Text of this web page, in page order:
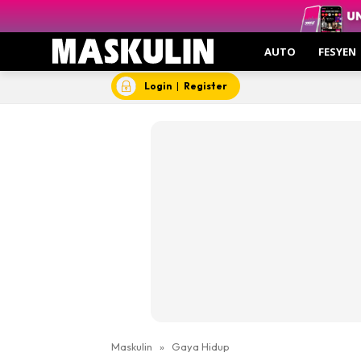
AUTO FESYEN
Login | Register
Maskulin » Gaya Hidup